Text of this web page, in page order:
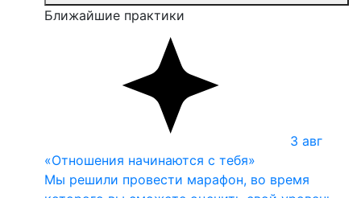
Ближайшие практики
3 авг
«Отношения начинаются с тебя»
Мы решили провести марафон, во время